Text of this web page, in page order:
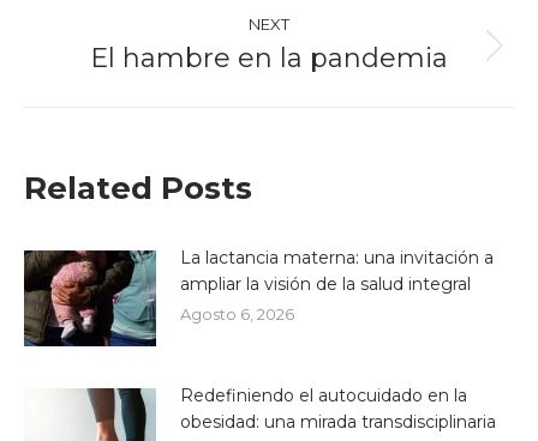
NEXT
Next
El hambre en la pandemia
Related Posts
La lactancia materna: una invitación a
ampliar la visión de la salud integral
Agosto 6, 2026
Redefiniendo el autocuidado en la
obesidad: una mirada transdisciplinaria